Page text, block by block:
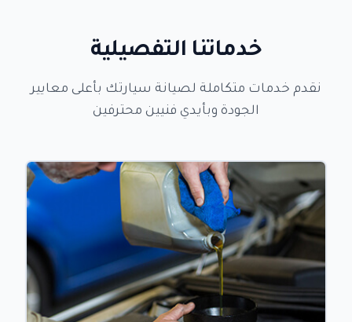
خدماتنا التفصيلية
نقدم خدمات متكاملة لصيانة سيارتك بأعلى معايير
الجودة وبأيدي فنيين محترفين